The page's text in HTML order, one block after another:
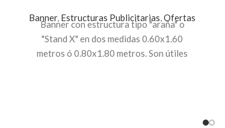
Banner, Estructuras Publicitarias,Ofertas
Banner con estructura tipo "araña" o
"Stand X" en dos medidas 0.60x1.60
metros ó 0.80x1.80 metros. Son útiles